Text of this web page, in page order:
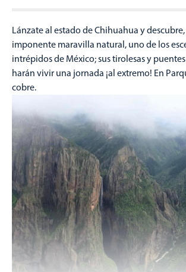
Lánzate al estado de Chihuahua y
imponente maravilla natural, uno de los
intrépidos de México; sus tirolesas y
harán vivir una jornada ¡al extremo! En
cobre.